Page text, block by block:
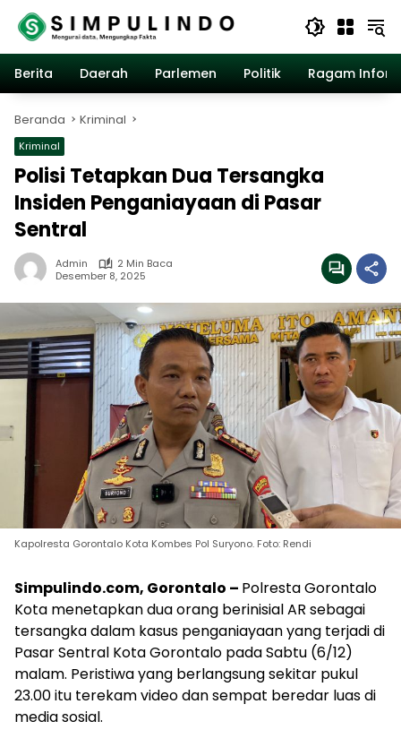
Langsung
konten
Berita
Daerah Parlemen Politik Ragam
Beranda Kriminal
Kriminal
Polisi Tetapkan Dua Tersangka
Insiden Penganiayaan di Pasar
Sentral
Admin
2 Min Baca
Desember 8, 2025
Kapolresta Gorontalo Kota Kombes Pol Suryono. Foto: Rendi
Simpulindo.com, Gorontalo – Polresta Gorontalo
Kota menetapkan dua orang berinisial AR sebagai
tersangka dalam kasus penganiayaan yang terjadi di
Pasar Sentral Kota Gorontalo pada Sabtu (6/12)
malam. Peristiwa yang berlangsung sekitar pukul
23.00 itu terekam video dan sempat beredar luas di
media sosial.